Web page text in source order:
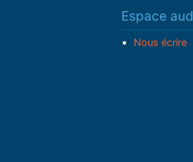
Espace
Nous écrire